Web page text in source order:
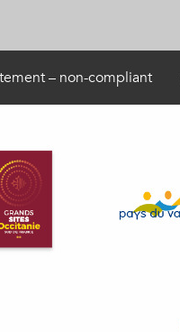
– non-compliant